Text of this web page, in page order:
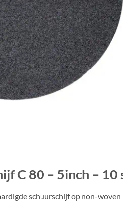
C 80 – 5inch – 10
schuurschijf op non-